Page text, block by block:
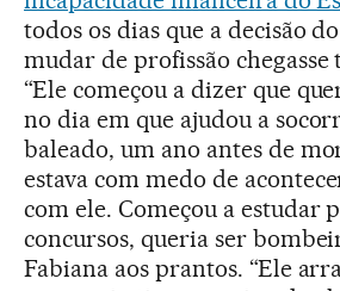
todos os dias que a decisão
mudar de profissão chegasse
“Ele começou a dizer que
no dia em que ajudou a
baleado, um ano antes de
estava com medo de
com ele. Começou a estudar
concursos, queria ser
Fabiana aos prantos. “Ele